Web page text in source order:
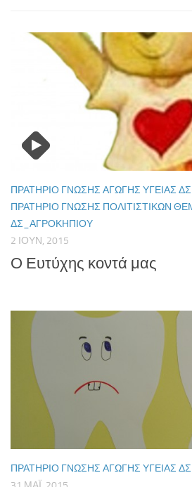
ΠΡΑΤΉΡΙΟ ΓΝΏΣΗΣ ΑΓΩΓΉΣ ΥΓΕΊΑΣ
ΠΡΑΤΉΡΙΟ ΓΝΏΣΗΣ ΠΟΛΙΤΙΣΤΙΚΏΝ
ΔΣ_ΑΓΡΟΚΗΠΊΟΥ
2 ΙΟΥΝ, 2015
Ο Ευτύχης κοντά μας
ΠΡΑΤΉΡΙΟ ΓΝΏΣΗΣ ΑΓΩΓΉΣ ΥΓΕΊΑΣ